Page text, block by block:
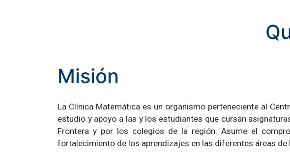
Misión
La Clínica Matemática es un organismo perteneciente al
estudio y apoyo a las y los estudiantes que cursan
Frontera y por los colegios de la región. Asume el
fortalecimiento de los aprendizajes en las diferentes áreas de